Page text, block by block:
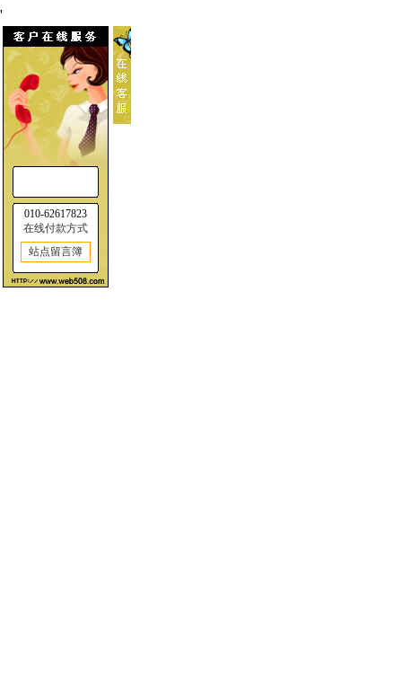
'
010-62617823
在线付款方式
站点留言簿